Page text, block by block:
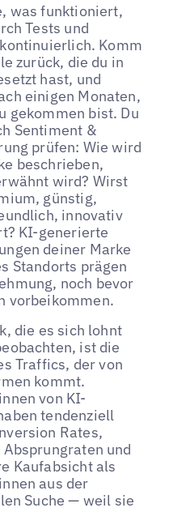
was funktioniert,
Tests und
Komm
zurück, die du in
hast, und
einigen Monaten,
gekommen bist. Du
Sentiment &
prüfen: Wie wird
beschrieben,
wird? Wirst
günstig,
innovativ
KI-generierte
deiner Marke
Standorts prägen
noch bevor
vorbeikommen.
die es sich lohnt
ist die
Traffics, der von
kommt.
von KI-
tendenziell
Rates,
und
Kaufabsicht als
aus der
Suche — weil sie